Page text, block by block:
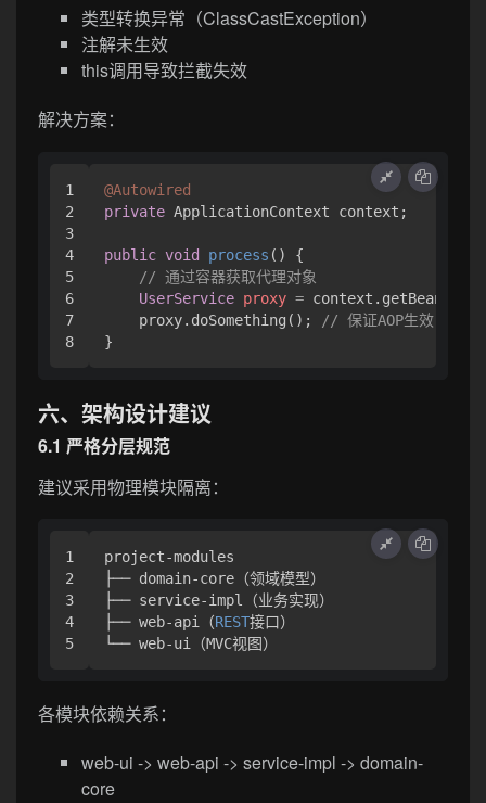
类型转换异常（ClassCastException）
注解未生效
this调用导致拦截失效
解决方案：
1
2
3
4
5
6
7
@Autowired
private ApplicationContext context;
public void process ()
{
// 通过容器获取代理对象
UserService proxy =
    proxy.doSomething();
// 保证AOP生效
六、架构设计建议
6.1 严格分层规范
建议采用物理模块隔离：
1
2
3
4
project-modules
├── domain-core（领域模型）
├── service-impl（业务实现）
├── web-api（REST接口）
各模块依赖关系：
web-ui -> web-api -> service-impl -> domain-
core